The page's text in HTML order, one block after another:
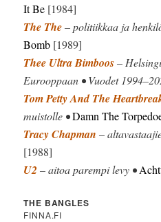
It Be [1984]
The The– politiikkaa ja
Bomb [1989]
Thee Ultra Bimboos–
Eurooppaan • Vuodet
Tom Petty And The
muistolle •Damn The
Tracy Chapman –
[1988]
U2 – aitoa parempi levy •
THE BANGLES
FINNA.FI